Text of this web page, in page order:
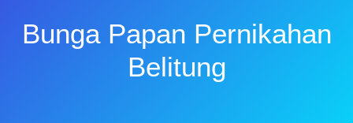
Bunga Papan Pernikahan
Belitung